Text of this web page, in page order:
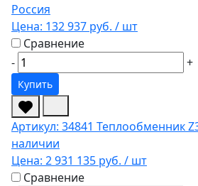
Россия
Цена: 132 937 руб. / шт
Сравнение
-
+
Купить
Артикул: 34841 Теплообменник
наличии
Цена: 2 931 135 руб. / шт
Сравнение